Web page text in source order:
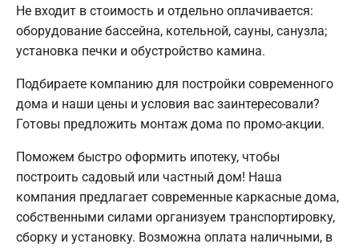
Не входит в стоимость и отдельно оплачивается:
оборудование бассейна, котельной, сауны, санузла;
установка печки и обустройство камина.
Подбираете компанию для постройки современного
дома и наши цены и условия вас заинтересовали?
Готовы предложить монтаж дома по промо-акции.
Поможем быстро оформить ипотеку, чтобы
построить садовый или частный дом! Наша
компания предлагает современные каркасные дома,
собственными силами организуем транспортировку,
сборку и установку. Возможна оплата наличными, в